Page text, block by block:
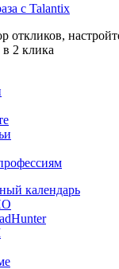
с Talantix
откликов,
2 клика
календарь